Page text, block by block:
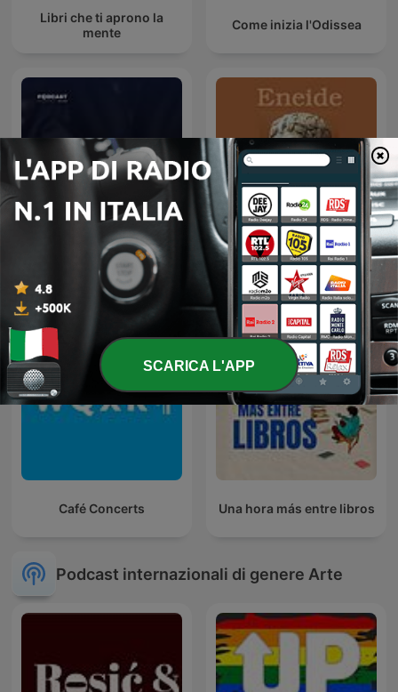
Libri che ti aprono la
mente
Come inizia l'Odissea
أغرب القضايا Eneide
Café Concerts Una hora más entre libros
Podcast internazionali di genere Arte
SCARICA L'APP